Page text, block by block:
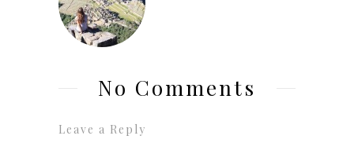
No Comments
Leave a Reply